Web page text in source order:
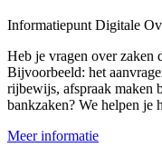
Informatiepunt Digitale
Heb je vragen over zaken
Bijvoorbeeld: het
rijbewijs, afspraak maken
bankzaken? We helpen je
Meer informatie